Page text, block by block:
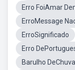
Erro FoiAmar
ErroMessage
ErroSignificado
Erro
Barulho DeChuva